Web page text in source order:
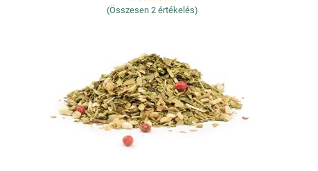
(Összesen 2 értékelés)